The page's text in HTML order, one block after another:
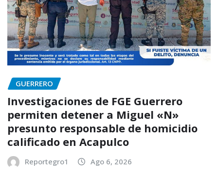
GUERRERO
Investigaciones de FGE Guerrero
permiten detener a Miguel «N»
presunto responsable de homicidio
calificado en Acapulco
Reportegro1 Ago 6, 2026